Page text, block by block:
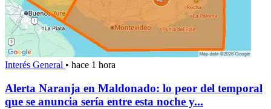
Interés General • hace 1 hora
Alerta Naranja en Maldonado: lo peor del temporal
que se anuncia sería entre esta noche y...